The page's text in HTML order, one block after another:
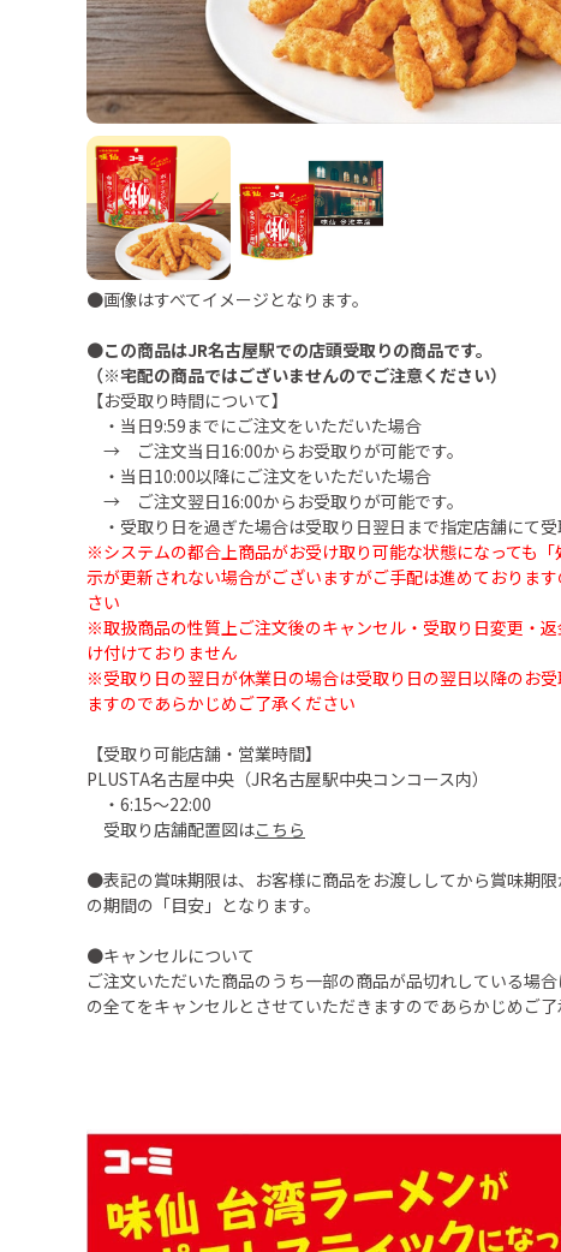
●画像はすべてイメージとなります。
●この商品はJR名古屋駅での店頭受取りの商品です。
（※宅配の商品ではございませんのでご注意ください）
【お受取り時間について】
・当日9:59までにご注文をいただいた場合
→ ご注文当日16:00からお受取りが可能です。
・当日10:00以降にご注文をいただいた場合
→ ご注文翌日16:00からお受取りが可能です。
・受取り日を過ぎた場合は受取り日翌日まで指定店舗にて
※システムの都合上商品がお受け取り可能な状態になっても「
示が更新されない場合がございますがご手配は進めておりま
さい
※取扱商品の性質上ご注文後のキャンセル・受取り日変更・
け付けておりません
※受取り日の翌日が休業日の場合は受取り日の翌日以降のお
ますのであらかじめご了承ください
【受取り可能店舗・営業時間】
PLUSTA名古屋中央（JR名古屋駅中央コンコース内）
・6:15～22:00
受取り店舗配置図はこちら
●表記の賞味期限は、お客様に商品をお渡ししてから賞味期
の期間の「目安」となります。
●キャンセルについて
ご注文いただいた商品のうち一部の商品が品切れしている場
の全てをキャンセルとさせていただきますのであらかじめご了